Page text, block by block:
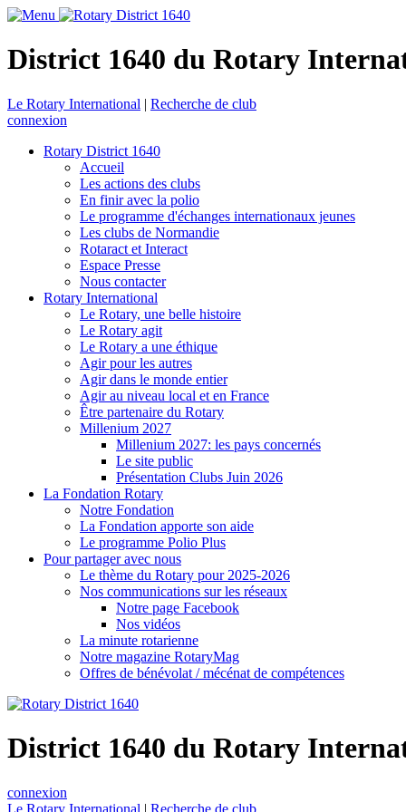
District 1640 du Rotary
Le Rotary International | Recherche de club
connexion
Rotary District 1640
Accueil
Les actions des clubs
En finir avec la polio
Le programme d'échanges internationaux jeunes
Les clubs de Normandie
Rotaract et Interact
Espace Presse
Nous contacter
Rotary International
Le Rotary, une belle histoire
Le Rotary agit
Le Rotary a une éthique
Agir pour les autres
Agir dans le monde entier
Agir au niveau local et en France
Être partenaire du Rotary
Millenium 2027
Millenium 2027: les pays concernés
Le site public
Présentation Clubs Juin 2026
La Fondation Rotary
Notre Fondation
La Fondation apporte son aide
Le programme Polio Plus
Pour partager avec nous
Le thème du Rotary pour 2025-2026
Nos communications sur les réseaux
Notre page Facebook
Nos vidéos
La minute rotarienne
Notre magazine RotaryMag
Offres de bénévolat / mécénat de compétences
District 1640 du Rotary
connexion
Le Rotary International | Recherche de club